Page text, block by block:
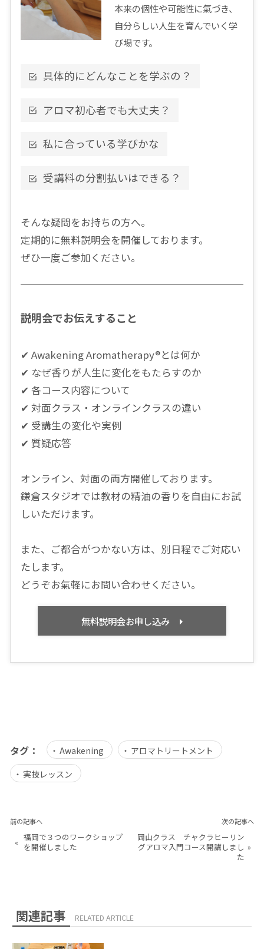
本来の個性や可能性に氣づき、
自分らしい人生を育んでいく学
び場です。
具体的にどんなことを学ぶの？
アロマ初心者でも大丈夫？
私に合っている学びかな
受講料の分割払いはできる？
そんな疑問をお持ちの方へ。
定期的に無料説明会を開催しております。
ぜひ一度ご参加ください。
説明会でお伝えすること
✔ Awakening Aromatherapy®︎とは何か
✔ なぜ香りが人生に変化をもたらすのか
✔ 各コース内容について
✔ 対面クラス・オンラインクラスの違い
✔ 受講生の変化や実例
✔ 質疑応答
オンライン、対面の両方開催しております。
鎌倉スタジオでは教材の精油の香りを自由にお試
しいただけます。
また、ご都合がつかない方は、別日程でご対応い
たします。
どうぞお氣軽にお問い合わせください。
無料説明会お申し込み
タグ： Awakening
アロマトリートメント
実技レッスン
前の記事へ
« 福岡で３つのワークショップ
を開催しました
次の記事へ
岡山クラス チャクラヒーリン
グアロマ入門コース開講しまし
た
»
関連記事 RELATED ARTICLE